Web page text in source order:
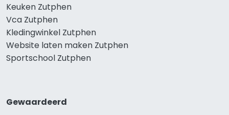
Keuken Zutphen
Vca Zutphen
Kledingwinkel Zutphen
Website laten maken Zutphen
Sportschool Zutphen
Gewaardeerd